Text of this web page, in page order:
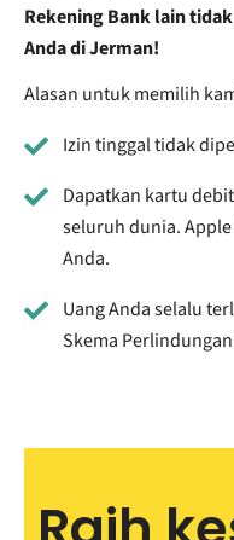
Rekening Bank lain
Anda di Jerman!
Alasan untuk memilih
Izin tinggal tidak
Dapatkan kartu
seluruh dunia. Apple
Anda.
Uang Anda selalu
Skema